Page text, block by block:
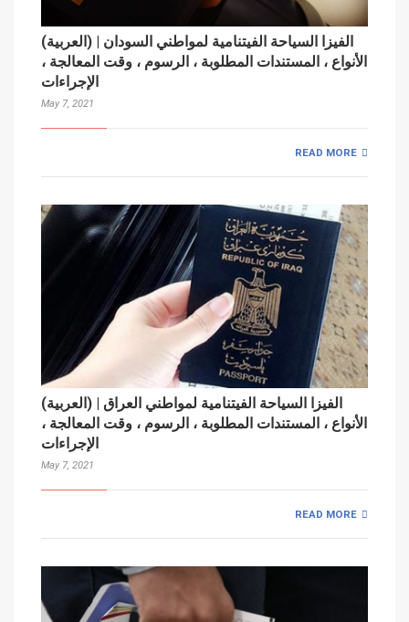
(العربية) الفيزا السياحة الفيتنامية لمواطني السودان |
الأنواع ، المستندات المطلوبة ، الرسوم ، وقت المعالجة ،
الإجراءات
May 7, 2021
READ MORE
(العربية) الفيزا السياحة الفيتنامية لمواطني العراق |
الأنواع ، المستندات المطلوبة ، الرسوم ، وقت المعالجة ،
الإجراءات
May 7, 2021
READ MORE